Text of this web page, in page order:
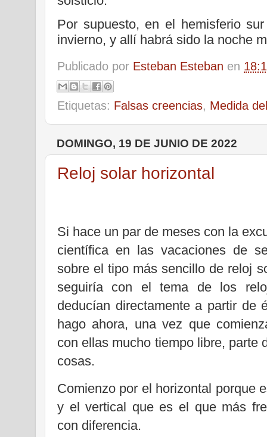
Por supuesto, en el hemisferio
invierno, y allí habrá sido la noche
Publicado por Esteban Esteban en
Etiquetas: Falsas creencias, Medida
DOMINGO, 19 DE JUNIO DE 2022
Reloj solar horizontal
Si hace un par de meses con la
científica en las vacaciones de
sobre el tipo más sencillo de reloj
seguiría con el tema de los
deducían directamente a partir
hago ahora, una vez que
con ellas mucho tiempo libre, parte
cosas.
Comienzo por el horizontal porque
y el vertical que es el que más
con diferencia.